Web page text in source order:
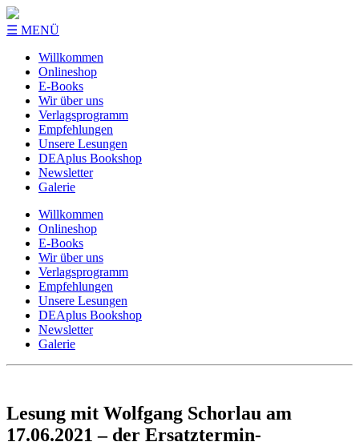
☰ MENÜ
Willkommen
Onlineshop
E-Books
Wir über uns
Verlagsprogramm
Empfehlungen
Unsere Lesungen
DEAplus Bookshop
Newsletter
Galerie
Willkommen
Onlineshop
E-Books
Wir über uns
Verlagsprogramm
Empfehlungen
Unsere Lesungen
DEAplus Bookshop
Newsletter
Galerie
Lesung mit Wolfgang Schorlau am
17.06.2021 – der Ersatztermin-